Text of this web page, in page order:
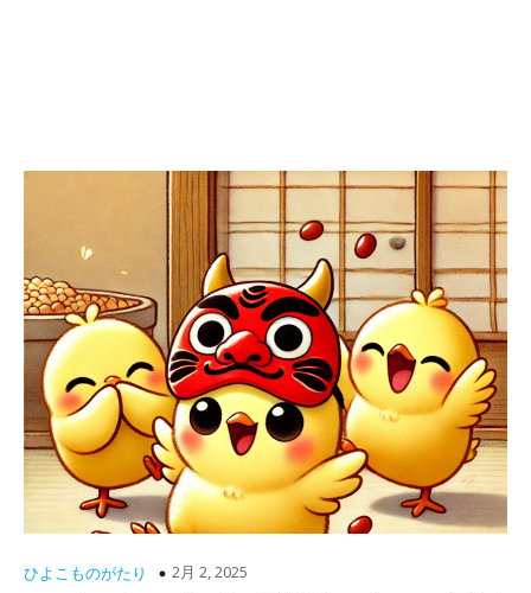
ひよこものがたり 2月 2, 2025